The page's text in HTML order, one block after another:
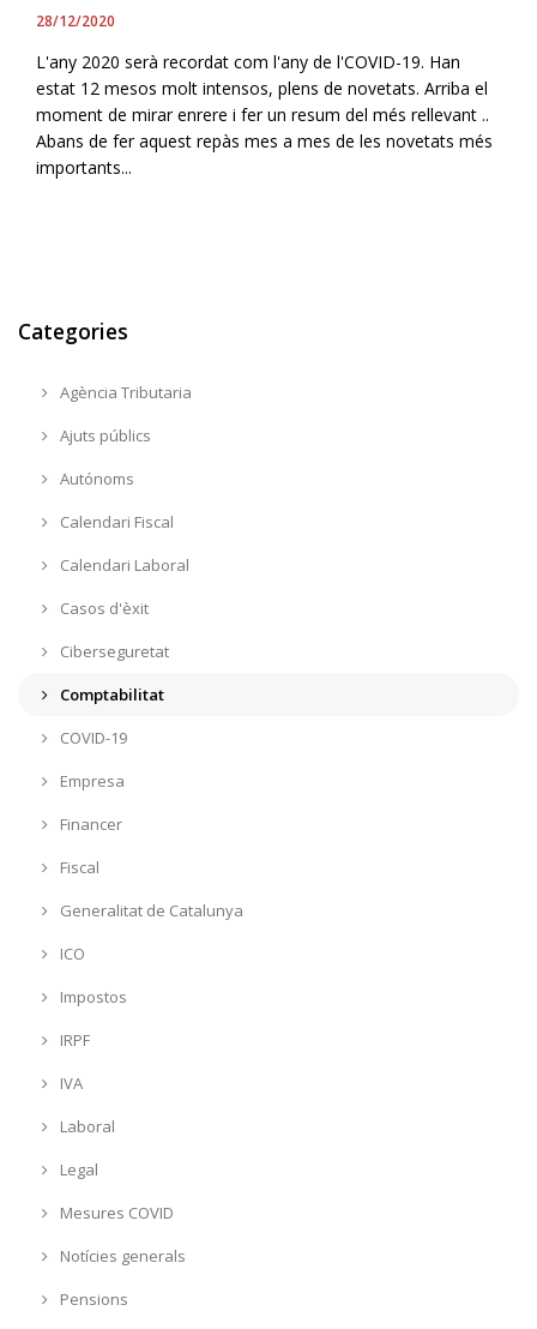
28/12/2020
L'any 2020 serà recordat com l'any de l'COVID-19. Han
estat 12 mesos molt intensos, plens de novetats. Arriba el
moment de mirar enrere i fer un resum del més rellevant ..
Abans de fer aquest repàs mes a mes de les novetats més
importants...
Categories
Agència Tributaria
Ajuts públics
Autónoms
Calendari Fiscal
Calendari Laboral
Casos d'èxit
Ciberseguretat
Comptabilitat
COVID-19
Empresa
Financer
Fiscal
Generalitat de Catalunya
ICO
Impostos
IRPF
IVA
Laboral
Legal
Mesures COVID
Notícies generals
Pensions